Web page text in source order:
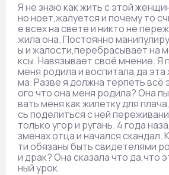
Я не знаю как жить с этой
но ноет,жалуется и почему то
е всех на свете и никто не
жила она. Постоянно
ы и жалости,перебрасывает на
ксы. Навязывает своё мнение. Я
меня родила и воспитала,да
ма. Разве я должна терпеть всё
ого что она меня родила? Она
вать меня как жилетку для
сь поделиться с ней
только угор и ругань. 4 года
зменах отца и начался скандал.
ти обязаны быть свидетелями
и драк? Она сказала что да,что
ный урок.